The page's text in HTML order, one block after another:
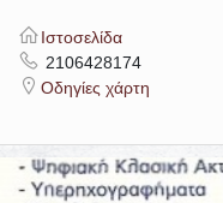
Ιστοσελίδα
2106428174
Οδηγίες χάρτη